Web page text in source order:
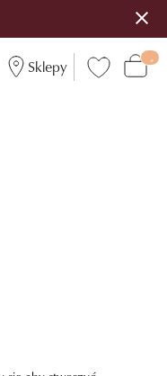
Sklepy